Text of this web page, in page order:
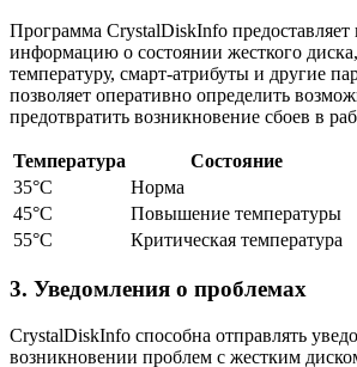
Программа CrystalDiskInfo
информацию о состоянии жесткого
температуру, смарт-атрибуты и другие
позволяет оперативно определить
предотвратить возникновение сбоев в
Температура
Состояние
35°C
Норма
45°C
Повышение температуры
55°C
Критическая температура
3. Уведомления о проблемах
CrystalDiskInfo способна отправлять
возникновении проблем с жестким